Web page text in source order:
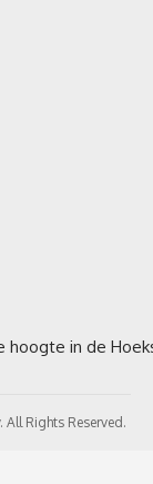
Rights Reserved.